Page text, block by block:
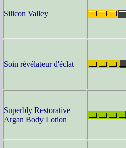
Silicon Valley
Soin révélateur d'éclat
Superbly Restorative
Argan Body Lotion